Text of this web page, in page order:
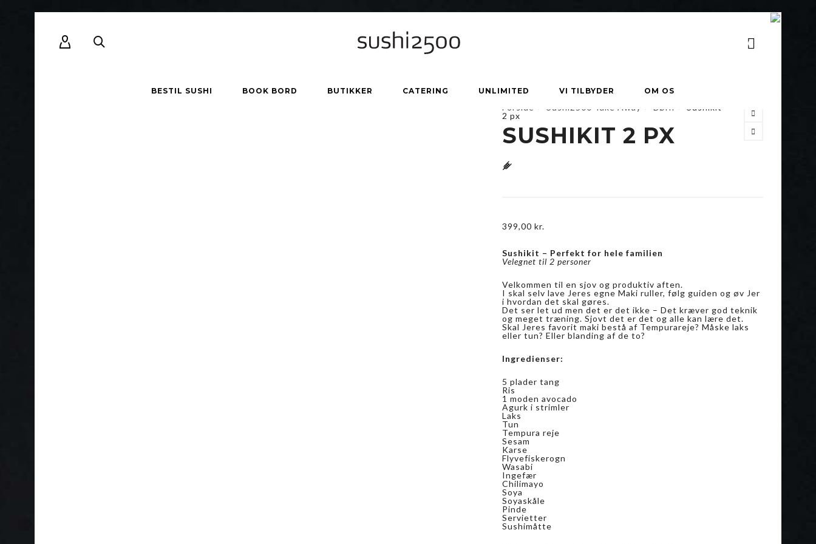
0
BESTIL SUSHI BOOK BORD BUTIKKER CATERING UNLIMITED VI TILBYDER OM OS
Forside > Sushi2500 Take Away > Børn >
Sushikit
2 px
SUSHIKIT 2 PX
g
399,00kr.
Sushikit – Perfekt for hele familien
Velegnet til 2 personer
Velkommen til en sjov og produktiv aften.
I skal selv lave Jeres egne Maki ruller, følg guiden og øv Jer
i hvordan det skal gøres.
Det ser let ud men det er det ikke – Det kræver god teknik
og meget træning. Sjovt det er det og alle kan lære det.
Skal Jeres favorit maki bestå af Tempurareje? Måske laks
eller tun? Eller blanding af de to?
Ingredienser:
5 plader tang
Ris
1 moden avocado
Agurk i strimler
Laks
Tun
Tempura reje
Sesam
Karse
Flyvefiskerogn
Wasabi
Ingefær
Chilimayo
Soya
Soyaskåle
Pinde
Servietter
Sushimåtte